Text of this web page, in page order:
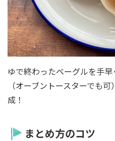
ゆで終わったベーグルを手
（オーブントースターでも
成！
まとめ方のコツ